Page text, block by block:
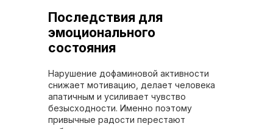
Последствия для
эмоционального
состояния
Нарушение дофаминовой активности
снижает мотивацию, делает человека
апатичным и усиливает чувство
безысходности. Именно поэтому
привычные радости перестают